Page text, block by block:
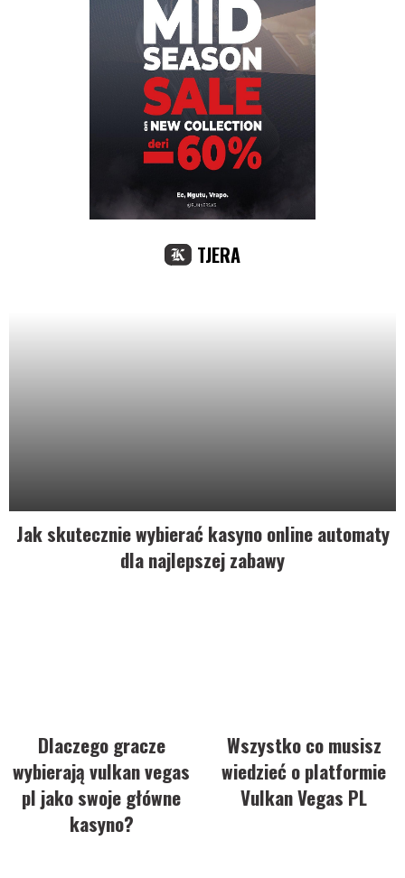
TJERA
Jak skutecznie wybierać kasyno online automaty
dla najlepszej zabawy
Dlaczego gracze
wybierają vulkan vegas
pl jako swoje główne
kasyno?
Wszystko co musisz
wiedzieć o platformie
Vulkan Vegas PL